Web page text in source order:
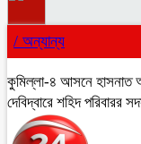
/ অন্যান্য
কুমিল্লা-৪ আসনে হাসনাত
দেবিদ্বারে শহিদ পরিবারর